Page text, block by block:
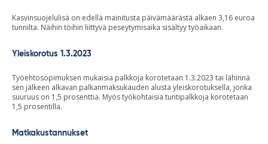
Kasvinsuojelulisä on edellä mainitusta päivämäärästä alkaen 3,16 euroa
tunnilta. Näihin töihin liittyvä peseytymisaika sisältyy työaikaan.
Yleiskorotus 1.3.2023
Työehtosopimuksen mukaisia palkkoja korotetaan 1.3.2023 tai lähinnä
sen jälkeen alkavan palkanmaksukauden alusta yleiskorotuksella, jonka
suuruus on 1,5 prosenttia. Myös työkohtaisia tuntipalkkoja korotetaan
1,5 prosentilla.
Matkakustannukset